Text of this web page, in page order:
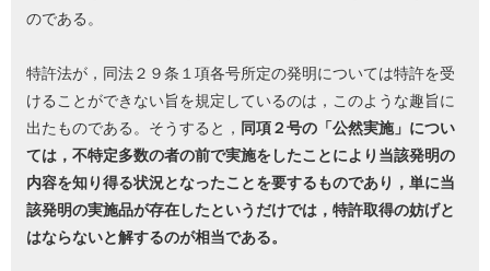
のである。
特許法が，同法２９条１項各号所定の発明については特許を受
けることができない旨を規定しているのは，このような趣旨に
出たものである。そうすると，
同項２号の「公然実施」につい
ては，不特定多数の者の前で実施をしたことにより当該発明の
内容を知り得る状況となったことを要するものであり，単に当
該発明の実施品が存在したというだけでは，特許取得の妨げと
はならないと解するのが相当である。